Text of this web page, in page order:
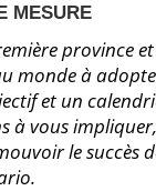
MESURE
province
monde à
et un
à vous
le succès